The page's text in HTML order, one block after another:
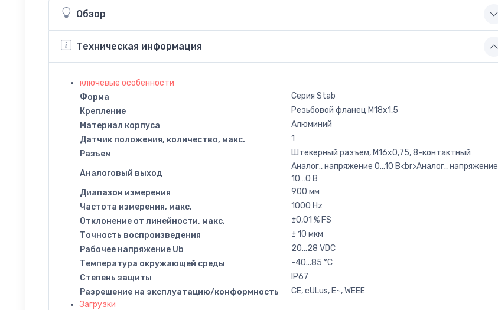
Обзор
Техническая информация
ключевые особенности
Форма
Серия Stab
Крепление
Резьбовой фланец M18x1,5
Материал корпуса
Алюминий
Датчик положения, количество, макс.
1
Разъем
Штекерный разъем, M16x0,75, 8-контактный
Аналоговый выход
Аналог., напряжение 0…10 В<br>Аналог., напряжение
10…0 В
Диапазон измерения
900 мм
Частота измерения, макс.
1000 Hz
Отклонение от линейности, макс.
±0,01 % FS
Точность воспроизведения
± 10 мкм
Рабочее напряжение Ub
20...28 VDC
Температура окружающей среды
-40...85 °C
Степень защиты
IP67
Разрешение на эксплуатацию/конформность
CE, cULus, E~, WEEE
Загрузки